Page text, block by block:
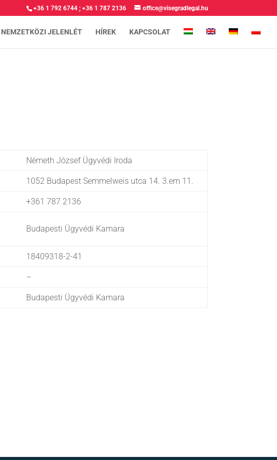
+36 1 792 6744; +36 1 787 2136 office@visegradlegal.hu
NEMZETKÖZI JELENLÉT HÍREK KAPCSOLAT
Németh József Ügyvédi Iroda
1052 Budapest Semmelweis utca 14. 3.em 11.
+361 787 2136
Budapesti Ügyvédi Kamara
18409318-2-41
–
Budapesti Ügyvédi Kamara